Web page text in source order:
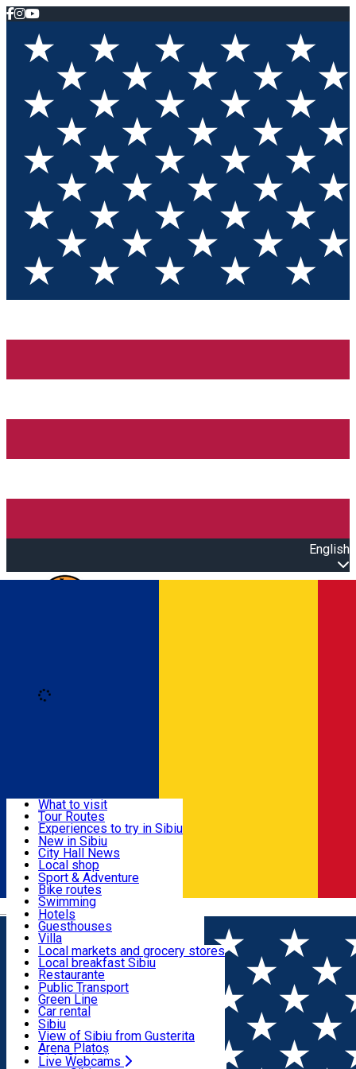
English
Română
Useful info
Activities & Adventure
Accommodation
Food, Drinks & Nightlife
Transport & Parking
Live Webcams
What to visit
Tour Routes
Experiences to try in Sibiu
Podcast
Culture
Museums
Churches
Parks, Zoo
County of Sibiu
New in Sibiu
City Hall News
Local shop
Sibiu artisans
Sibiul Verde
Public services
Education
How do I get to Sibiu
Tourist Info
Tour Guides
Guided tours
Publicații locale
Beauty salons
Sport & Adventure
Bike routes
Swimming
Riding
Indoor activities
Loc de joacă indoor
Loc de joacă outdoor
Ski
Ice skating
Yoga
Hotels
Guesthouses
Villa
Hostels
Motel
Camping
Renting rooms
Rooms for rent
Accommodation outside Sibiu
Local markets and grocery stores
Local breakfast Sibiu
Restaurante
Pizza
Fast Food
Coffee
Sweets
Pub, Bar
Night clubs
Bakeries
Public Transport
Green Line
Car rental
Rent a bike
Scooter rentals
Taxi
Ride Sharing
Sibiu
View of Sibiu from Gusterita
Arena Platoș
Live Webcams